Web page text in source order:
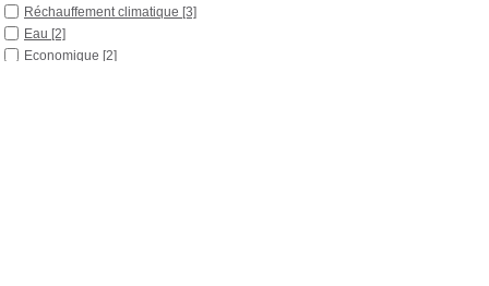
Réchauffement climatique [3]
Eau [2]
Economique [2]